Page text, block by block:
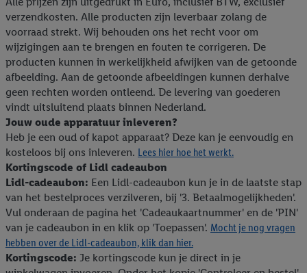
verzendkosten. Alle producten zijn leverbaar zolang de
voorraad strekt. Wij behouden ons het recht voor om
wijzigingen aan te brengen en fouten te corrigeren. De
producten kunnen in werkelijkheid afwijken van de getoonde
afbeelding. Aan de getoonde afbeeldingen kunnen derhalve
geen rechten worden ontleend. De levering van goederen
vindt uitsluitend plaats binnen Nederland.
Jouw oude apparatuur inleveren?
Heb je een oud of kapot apparaat? Deze kan je eenvoudig en
kosteloos bij ons inleveren. Lees hier hoe het werkt.
Kortingscode of Lidl cadeaubon
Lidl-cadeaubon: Een Lidl-cadeaubon kun je in de laatste stap
van het bestelproces verzilveren, bij '3. Betaalmogelijkheden'.
Vul onderaan de pagina het 'Cadeaukaartnummer' en de 'PIN'
van je cadeaubon in en klik op 'Toepassen'. Mocht je nog vragen
hebben over de Lidl-cadeaubon, klik dan hier.
Kortingscode: Je kortingscode kun je direct in je